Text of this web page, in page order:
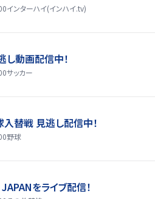
インターハイ(インハイ.tv)
動画配信中！
サッカー
替戦 見逃し配信中！
野球
をライブ配信！